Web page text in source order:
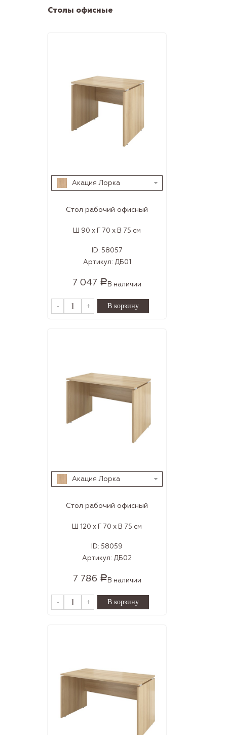
Столы офисные
Акация Лорка
Стол рабочий офисный
Ш 90 x Г 70 x В 75 см
ID: 58057
Артикул: ДБ01
7 047 Р В наличии
- +
Акация Лорка
Стол рабочий офисный
Ш 120 x Г 70 x В 75 см
ID: 58059
Артикул: ДБ02
7 786 Р В наличии
- +